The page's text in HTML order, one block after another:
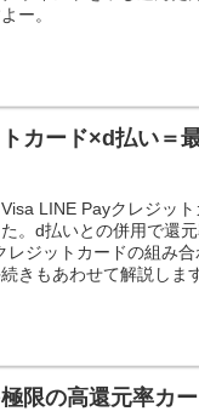
ー。
カード×d払い＝
LINE Payクレジッ
。d払いとの併用で還
レジットカードの組み
きもあわせて解説しま
限の高還元率カ